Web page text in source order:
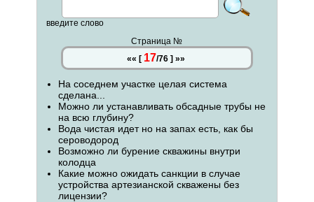
введите слово
Страница №
«« [ 17/76] »»
На соседнем участке целая система
сделана...
Можно ли устанавливать обсадные трубы не
на всю глубину?
Вода чистая идет но на запах есть, как бы
сероводород
Возможно ли бурение скважины внутри
колодца
Какие можно ожидать санкции в случае
устройства артезианской скважены без
лицензии?